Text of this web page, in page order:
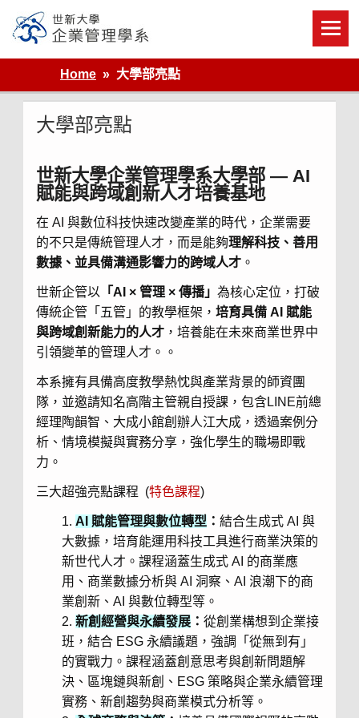
content
世新大學企業管理學系
Home
大學部亮點
大學部亮點
世新大學企業管理學系大學部— AI
賦能與跨域創新人才培養基地
在 AI 與數位科技快速改變產業的時代，企業需要
的不只是傳統管理人才，而是能夠理解科技、善用
數據、並具備溝通影響力的跨域人才。
世新企管以 「AI × 管理 × 傳播」 為核心定位，打破
傳統企管「五管」的教學框架， 培育具備 AI 賦能
與跨域創新能力的人才，培養能在未來商業世界中
引領變革的管理人才。。
本系擁有具備高度教學熱忱與產業背景的師資團
隊，並邀請知名高階主管親自授課，包含LINE前總
經理陶韻智、大成小館創辦人江大成，透過案例分
析、情境模擬與實務分享，強化學生的職場即戰
力。
三大超強亮點課程 (特色課程)
AI 賦能管理與數位轉型 ： 結合生成式 AI 與
大數據，培育能運用科技工具進行商業決策的
新世代人才。課程涵蓋生成式 AI 的商業應
用、商業數據分析與 AI 洞察、AI 浪潮下的商
業創新、AI 與數位轉型等。
新創經營與永續發展： 從創業構想到企業接
班，結合 ESG 永續議題，強調「從無到有」
的實戰力。課程涵蓋創意思考與創新問題解
決、區塊鏈與新創、ESG 策略與企業永續管理
實務、新創趨勢與商業模式分析等。